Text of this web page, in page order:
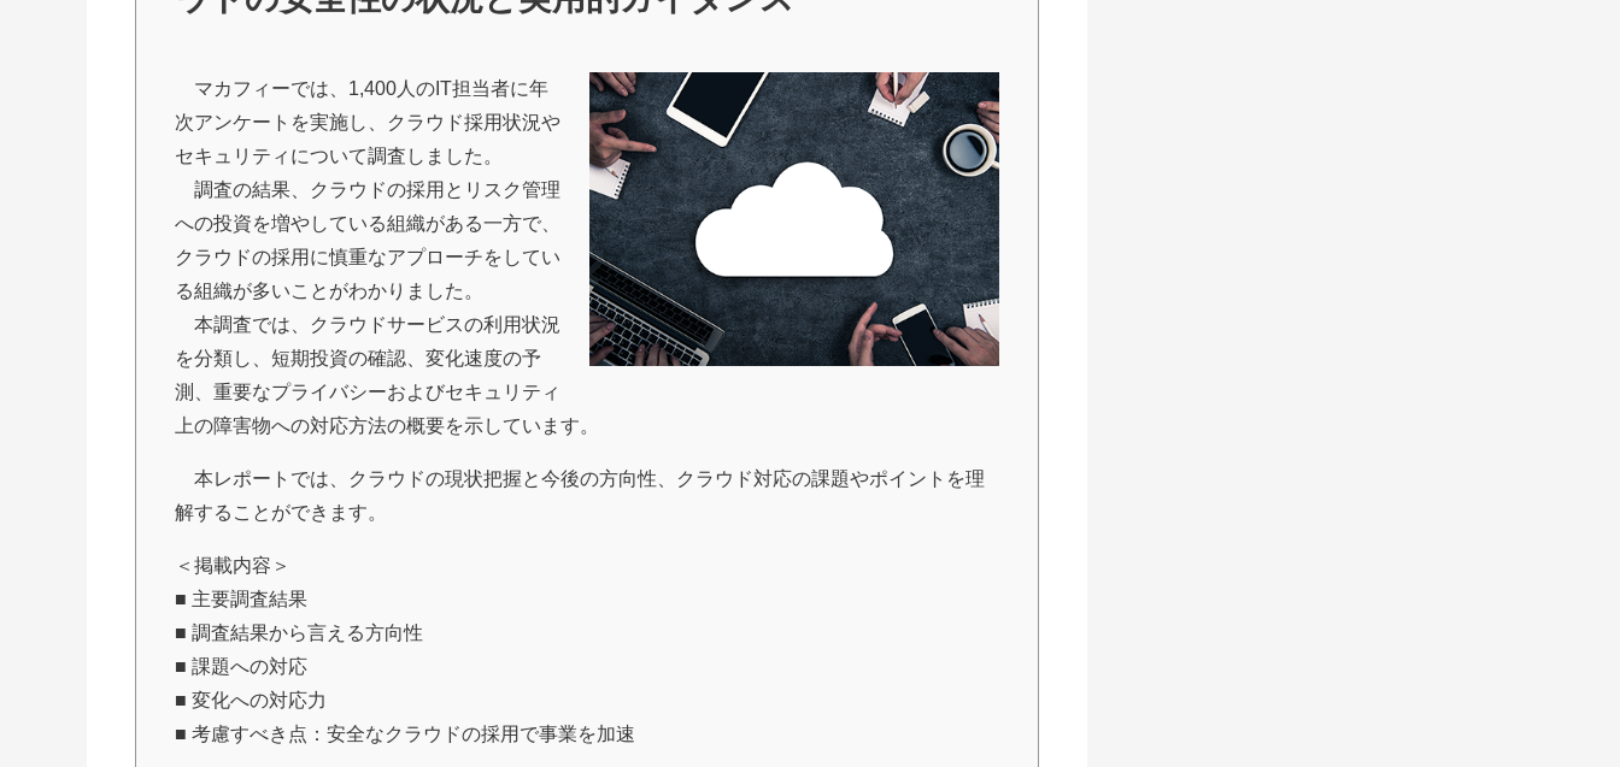
マカフィーでは、1,400人のIT担当者に年
次アンケートを実施し、クラウド採用状況や
セキュリティについて調査しました。
調査の結果、クラウドの採用とリスク管理
への投資を増やしている組織がある一方で、
クラウドの採用に慎重なアプローチをしてい
る組織が多いことがわかりました。
本調査では、クラウドサービスの利用状況
を分類し、短期投資の確認、変化速度の予
測、重要なプライバシーおよびセキュリティ
上の障害物への対応方法の概要を示しています。
本レポートでは、クラウドの現状把握と今後の方向性、クラウド対応の課題やポイントを理
解することができます。
＜掲載内容＞
■ 主要調査結果
■ 調査結果から言える方向性
■ 課題への対応
■ 変化への対応力
■ 考慮すべき点：安全なクラウドの採用で事業を加速